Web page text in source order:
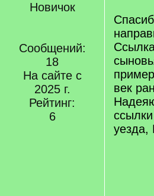
Новичок
Сообщений:
18
На сайте с
2025 г.
Рейтинг:
6
век
уезда,